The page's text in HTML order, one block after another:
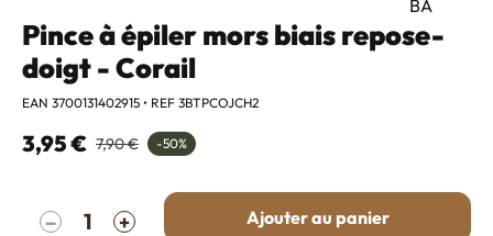
Pince à épiler mors biais repose-
doigt - Corail
EAN 3700131402915 • REF 3BTPCOJCH2
3,95 € 7,90 € -50%
− + Ajouter au panier